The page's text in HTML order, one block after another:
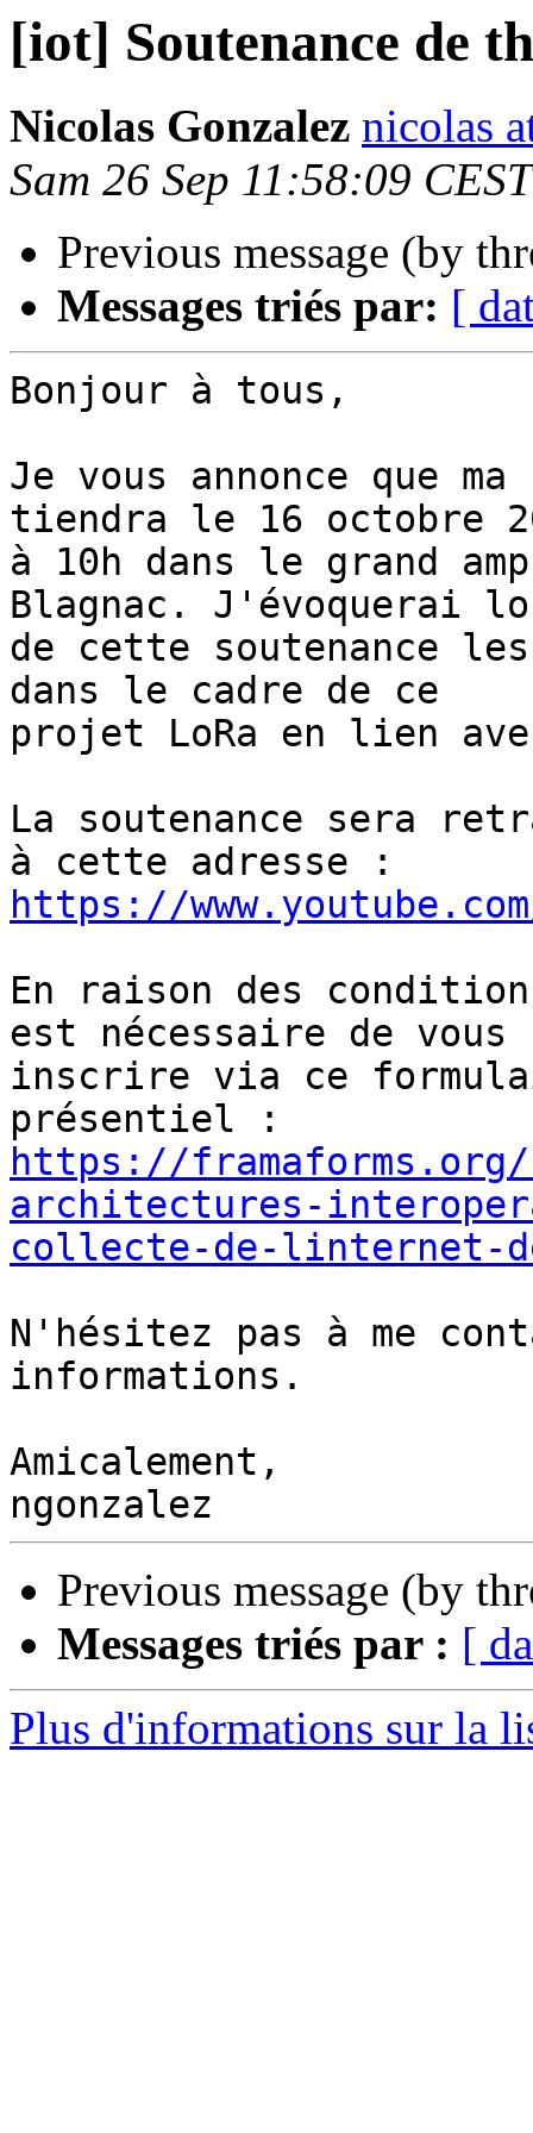
[iot] Soutenance de
Nicolas Gonzalez nicolas
Sam 26 Sep 11:58:09
Previous message (by
Messages triés par: [
Bonjour à tous,
Je vous annonce que
tiendra le 16 octobre
à 10h dans le grand
Blagnac. J'évoquerai
de cette soutenance
dans le cadre de ce
projet LoRa en lien
La soutenance sera
https://
En raison des
est nécessaire de vous
inscrire via ce
https://framaforms.org/
architectures-
collecte-de-linternet-
N'hésitez pas à me
informations.
Amicalement,
Previous message (by
Messages triés par : [
Plus d'informations sur la